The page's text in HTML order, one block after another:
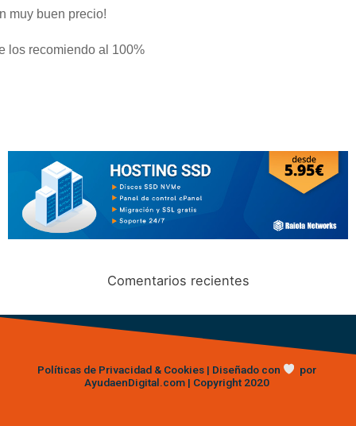
muy buen precio!
los recomiendo al 100%
Comentarios recientes
Políticas de Privacidad & Cookies| Diseñado con
por
AyudaenDigital.com | Copyright 2020